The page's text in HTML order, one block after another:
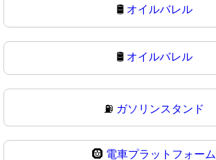
🛢️ オイルバレル
🛢 オイルバレル
⛽ ガソリンスタンド
🛞 電車プラットフォーム